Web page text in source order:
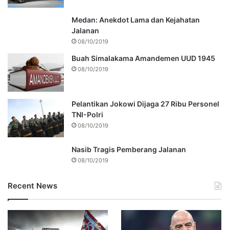
Medan: Anekdot Lama dan Kejahatan
Jalanan
08/10/2019
Buah Simalakama Amandemen UUD 1945
08/10/2019
Pelantikan Jokowi Dijaga 27 Ribu Personel
TNI-Polri
08/10/2019
Nasib Tragis Pemberang Jalanan
08/10/2019
Recent News